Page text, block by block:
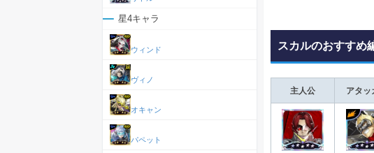
スカルのおすすめ
主人公 アタッ
星4キャラ
ウィンド
ヴィノ
オキャン
パペット